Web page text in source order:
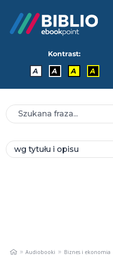
Kontrast:
A
A A A
Audiobooki Biznes i ekonomia